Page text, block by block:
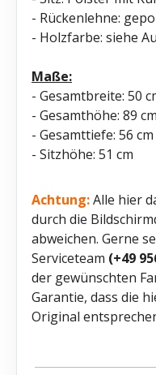
- Rückenlehne:
- Holzfarbe: siehe
Maße:
- Gesamtbreite: 50
- Gesamthöhe: 89 cm
- Gesamttiefe: 56 cm
- Sitzhöhe: 51 cm
Achtung:Alle hier
durch die
abweichen. Gerne
Serviceteam (+49
der gewünschten
Garantie, dass die
Original